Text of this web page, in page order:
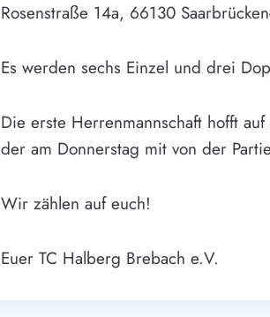
Rosenstraße 14a, 66130
Es werden sechs Einzel und drei
Die erste Herrenmannschaft hofft
der am Donnerstag mit von der
Wir zählen auf euch!
Euer TC Halberg Brebach e.V.